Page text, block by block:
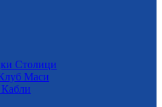
Столици
Маси